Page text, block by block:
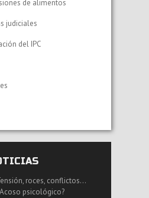
de alimentos
judiciales
del IPC
roces, conflictos…
psicológico?